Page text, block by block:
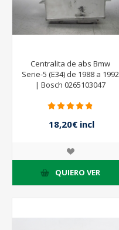
Centralita de abs Bmw
Serie-5 (E34) de 1988 a 1992
| Bosch 0265103047
18,20€ incl
impuestos
QUIERO VER